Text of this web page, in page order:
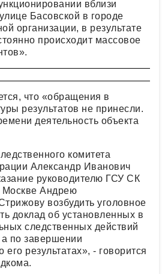
вблизи
Басовской в городе
организации, в результате
происходит массовое
что «обращения в
результатов не принесли.
деятельность объекта
комитета
Александр Иванович
руководителю ГСУ СК
Москве Андрею
возбудить уголовное
доклад об установленных в
следственных действий
а по завершении
его результатах», - говорится